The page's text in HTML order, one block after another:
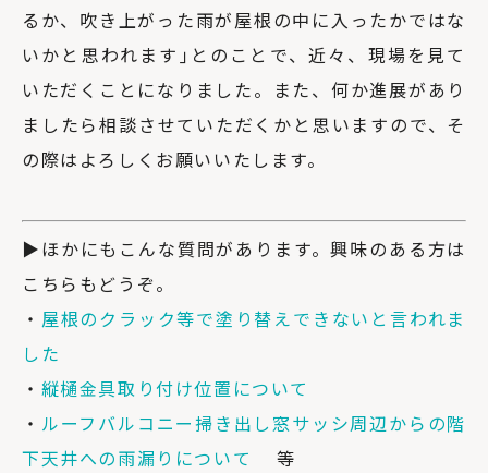
るか、吹き上がった雨が屋根の中に入ったかではな
いかと思われます｣とのことで、近々、現場を見て
いただくことになりました。また、何か進展があり
ましたら相談させていただくかと思いますので、そ
の際はよろしくお願いいたします。
▶ほかにもこんな質問があります。興味のある方は
こちらもどうぞ。
・ 屋根のクラック等で塗り替えできないと言われま
した
・ 縦樋金具取り付け位置について
・ ルーフバルコニー掃き出し窓サッシ周辺からの階
下天井への雨漏りについて
等